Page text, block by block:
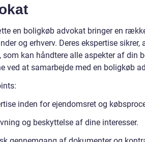
en boligkøb advokat bringer en
og erhverv. Deres ekspertise
som kan håndtere alle aspekter af din
ved at samarbejde med en boligkøb
inden for ejendomsret og
og beskyttelse af dine interesser.